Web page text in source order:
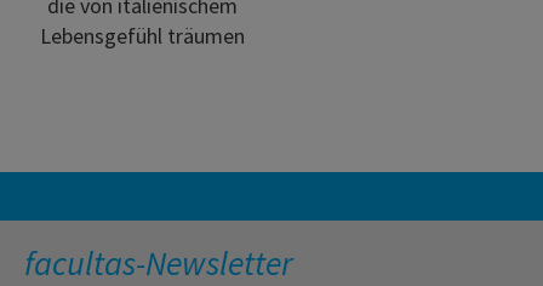
Lebensgefühl träumen
facultas-Newsletter